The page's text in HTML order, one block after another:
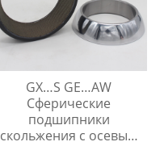
GX…S GE…AW
Сферические
подшипники
скольжения с осевым